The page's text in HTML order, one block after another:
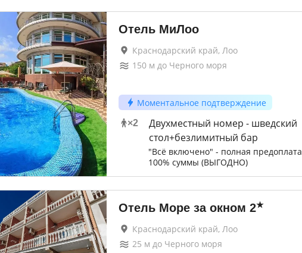
Отель МиЛоо
Краснодарский край, Лоо
150м до Черного моря
Моментальное подтверждение
×2
Двухместный номер - шведский
стол+безлимитный бар
"Всё включено" - полная предоплата
100% суммы (ВЫГОДНО)
Отель Море за окном 2★
Краснодарский край, Лоо
25 м до Черного моря